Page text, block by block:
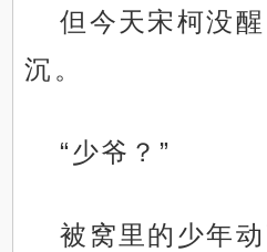
但今天宋柯没
沉。
“少爷？”
被窝里的少年